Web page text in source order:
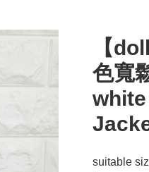
【
色寬
suitable